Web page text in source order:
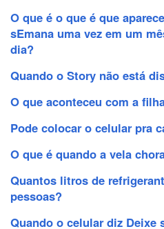
O que é o que é que
sEmana uma vez em um
dia?
Quando o Story não está
O que aconteceu com a
Pode colocar o celular pra
O que é quando a vela
Quantos litros de
pessoas?
Quando o celular diz Deixe